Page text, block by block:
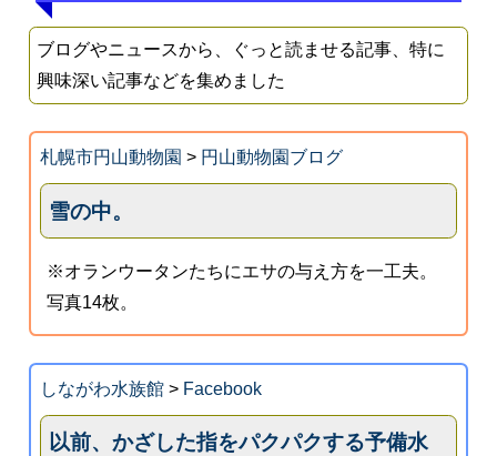
ブログやニュースから、ぐっと読ませる記事、特に
興味深い記事などを集めました
札幌市円山動物園 > 円山動物園ブログ
雪の中。
※オランウータンたちにエサの与え方を一工夫。
写真14枚。
しながわ水族館> Facebook
以前、かざした指をパクパクする予備水